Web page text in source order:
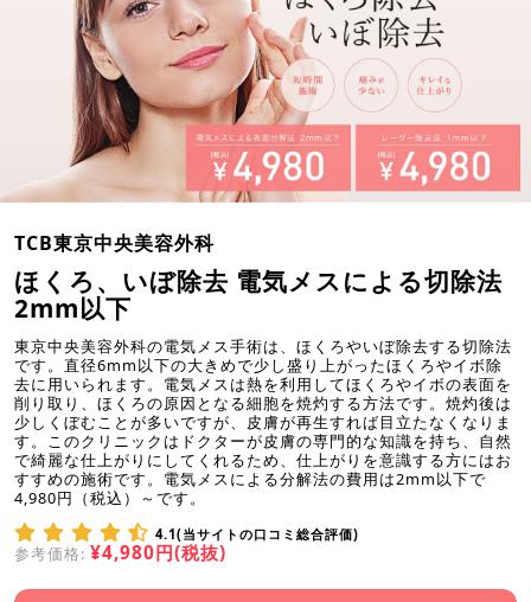
TCB東京中央美容外科
ほくろ、いぼ除去 電気メスによる切除法
2mm以下
東京中央美容外科の電気メス手術は、ほくろやいぼ除去する切除法
です。直径6mm以下の大きめで少し盛り上がったほくろやイボ除
去に用いられます。電気メスは熱を利用してほくろやイボの表面を
削り取り、ほくろの原因となる細胞を焼灼する方法です。焼灼後は
少しくぼむことが多いですが、皮膚が再生すれば目立たなくなりま
す。このクリニックはドクターが皮膚の専門的な知識を持ち、自然
で綺麗な仕上がりにしてくれるため、仕上がりを意識する方にはお
すすめの施術です。電気メスによる分解法の費用は2mm以下で
4,980円（税込）～です。
4.1(当サイトの口コミ総合評価)
参考価格: ¥4,980円(税抜)